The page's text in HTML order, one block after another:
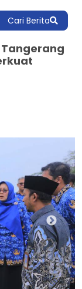
Cari Berita